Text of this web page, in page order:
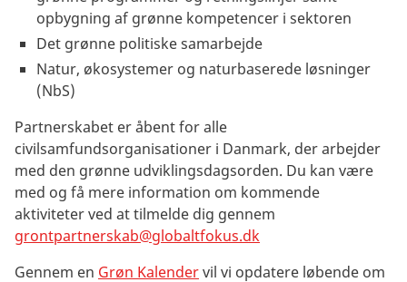
opbygning af grønne kompetencer i sektoren
Det grønne politiske samarbejde
Natur, økosystemer og naturbaserede løsninger
(NbS)
Partnerskabet er åbent for alle
civilsamfundsorganisationer i Danmark, der arbejder
med den grønne udviklingsdagsorden. Du kan være
med og få mere information om kommende
aktiviteter ved at tilmelde dig gennem
grontpartnerskab@globaltfokus.dk
Gennem en Grøn Kalendervil vi opdatere løbende om